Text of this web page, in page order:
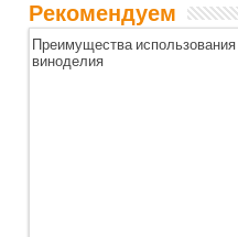
Рекомендуем
Преимущества
виноделия